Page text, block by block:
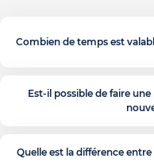
Combien de temps est
Est-il possible de faire
Quelle est la différence